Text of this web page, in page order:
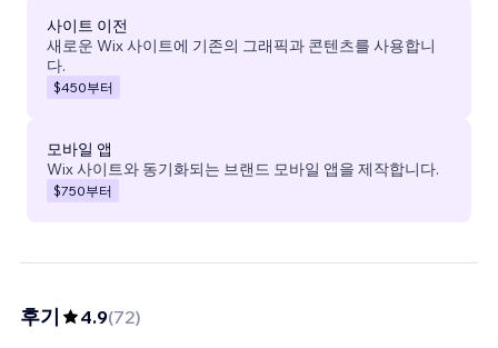
사이트 이전
새로운 Wix 사이트에 기존의 그래픽과 콘텐츠를 사용합니
다.
$450부터
모바일 앱
Wix 사이트와 동기화되는 브랜드 모바일 앱을 제작합니다.
$750부터
후기 4.9(72)